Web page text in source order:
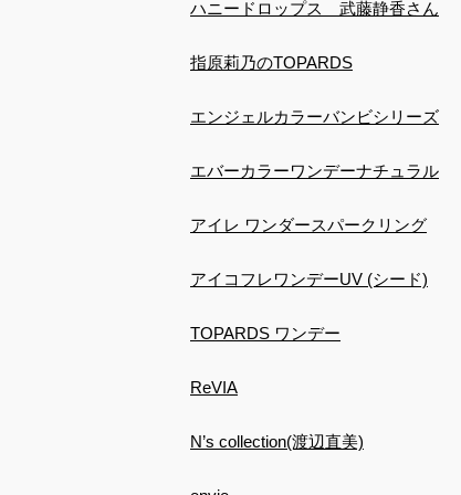
ハニードロップス 武藤静香さん
指原莉乃のTOPARDS
エンジェルカラーバンビシリーズ
エバーカラーワンデーナチュラル
アイレ ワンダースパークリング
アイコフレワンデーUV (シード)
TOPARDS ワンデー
ReVIA
N’s collection(渡辺直美)